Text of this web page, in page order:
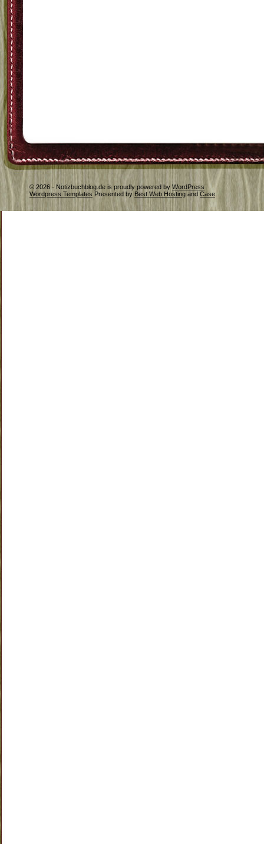
© 2026 - Notizbuchblog.de is proudly powered by WordPress
Wordpress Templates Presented by Best Web Hosting and Case